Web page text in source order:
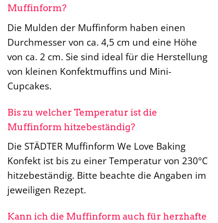
Muffinform?
Die Mulden der Muffinform haben einen
Durchmesser von ca. 4,5 cm und eine Höhe
von ca. 2 cm. Sie sind ideal für die Herstellung
von kleinen Konfektmuffins und Mini-
Cupcakes.
Bis zu welcher Temperatur ist die
Muffinform hitzebeständig?
Die STÄDTER Muffinform We Love Baking
Konfekt ist bis zu einer Temperatur von 230°C
hitzebeständig. Bitte beachte die Angaben im
jeweiligen Rezept.
Kann ich die Muffinform auch für herzhafte